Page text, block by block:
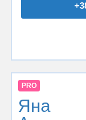
PRO
Яна